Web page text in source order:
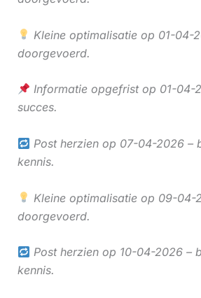
Kleine optimalisatie op 01-04-
doorgevoerd.
Informatie opgefrist op 01-04-
succes.
Post herzien op 07-04-2026 –
kennis.
Kleine optimalisatie op 09-04-
doorgevoerd.
Post herzien op 10-04-2026 –
kennis.